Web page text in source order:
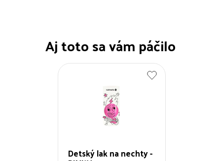
Aj toto sa vám páčilo
Detský lak na nechty -